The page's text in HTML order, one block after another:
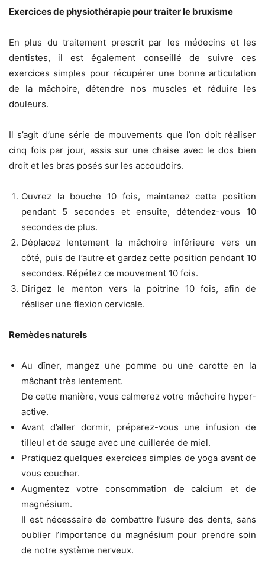
Exercices de physiothérapie pour traiter le bruxisme
En plus du traitement prescrit par les médecins et les
dentistes, il est également conseillé de suivre ces
exercices simples pour récupérer une bonne articulation
de la mâchoire, détendre nos muscles et réduire les
douleurs.
Il s’agit d’une série de mouvements que l’on doit réaliser
cinq fois par jour, assis sur une chaise avec le dos bien
droit et les bras posés sur les accoudoirs.
Ouvrez la bouche 10 fois, maintenez cette position
pendant 5 secondes et ensuite, détendez-vous 10
secondes de plus.
Déplacez lentement la mâchoire inférieure vers un
côté, puis de l’autre et gardez cette position pendant 10
secondes. Répétez ce mouvement 10 fois.
Dirigez le menton vers la poitrine 10 fois, afin de
réaliser une flexion cervicale.
Remèdes naturels
Au dîner, mangez une pomme ou une carotte en la
mâchant très lentement.
De cette manière, vous calmerez votre mâchoire hyper-
active.
Avant d’aller dormir, préparez-vous une infusion de
tilleul et de sauge avec une cuillerée de miel.
Pratiquez quelques exercices simples de yoga avant de
vous coucher.
Augmentez votre consommation de calcium et de
magnésium.
Il est nécessaire de combattre l’usure des dents, sans
oublier l’importance du magnésium pour prendre soin
de notre système nerveux.